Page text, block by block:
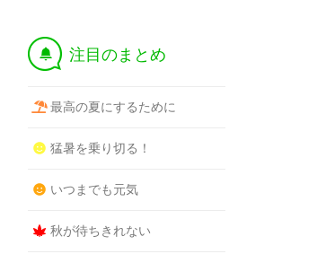
† 注目のまとめ
最高の夏にするために
猛暑を乗り切る！
いつまでも元気
秋が待ちきれない